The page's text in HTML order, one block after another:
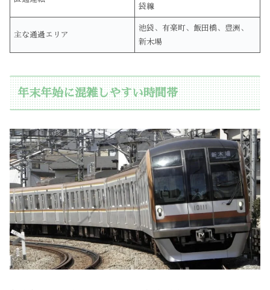
袋線
主な通過エリア
池袋、有楽町、飯田橋、豊洲、
新木場
年末年始に混雑しやすい時間帯